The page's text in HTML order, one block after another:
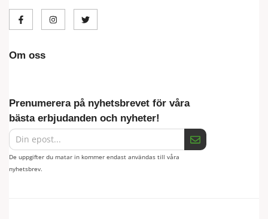
Om oss
Prenumerera på nyhetsbrevet för våra
bästa erbjudanden och nyheter!
De uppgifter du matar in kommer endast användas till våra
nyhetsbrev.